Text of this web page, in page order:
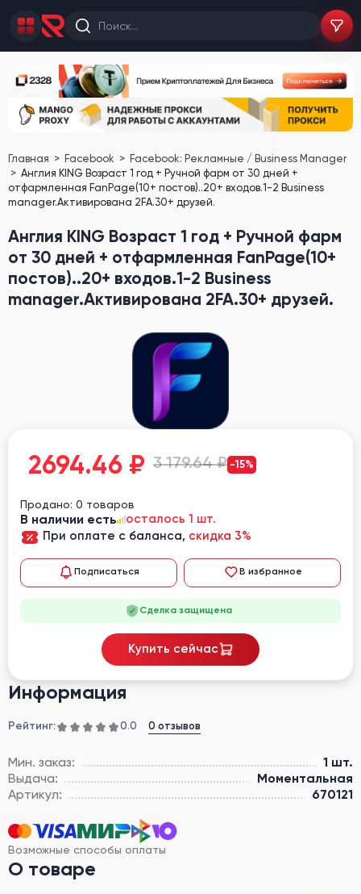
Главная Facebook
Facebook: Рекламные / Business Manager
Англия KING Возраст 1 год + Ручной фарм от 30 дней +
отфармленная FanPage(10+ постов)..20+ входов.1-2 Business
manager.Активирована 2FA.30+ друзей.
Англия KING Возраст 1 год + Ручной фарм
от 30 дней + отфармленная FanPage(10+
постов)..20+ входов.1-2 Business
manager.Активирована 2FA.30+ друзей.
Информация
Рейтинг: 0.0 0 отзывов
Мин. заказ:
1 шт.
Выдача:
Моментальная
Артикул:
670121
Возможные способы оплаты
О товаре
2694.46 ₽ 3 179.64 ₽ -15%
Продано: 0 товаров
В наличии есть
осталось 1 шт.
При оплате с баланса, скидка 3%
Подписаться В избранное
Сделка защищена
Купить сейчас